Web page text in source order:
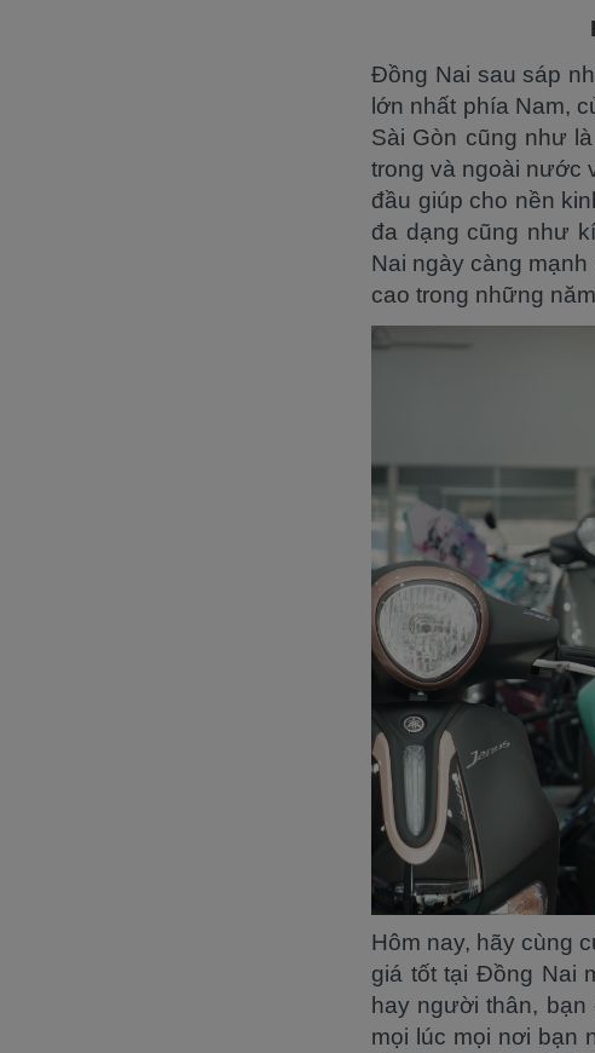
Đồng Nai sau sáp
lớn nhất phía Nam,
Sài Gòn cũng như
trong và ngoài nước
đầu giúp cho nền
đa dạng cũng như
Nai ngày càng
cao trong những
Hôm nay, hãy cùng
giá tốt tại Đồng Nai
hay người thân,
mọi lúc mọi nơi bạn